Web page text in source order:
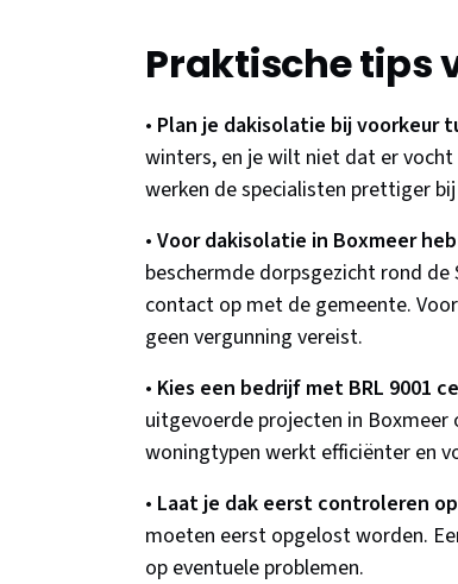
Praktische tips
• Plan je dakisolatie bij voorkeur
winters, en je wilt niet dat er
werken de specialisten prettiger
• Voor dakisolatie in Boxmeer
beschermde dorpsgezicht rond
contact op met de gemeente.
geen vergunning vereist.
• Kies een bedrijf met BRL 9001
uitgevoerde projecten in
woningtypen werkt efficiënter en
• Laat je dak eerst controleren
moeten eerst opgelost worden.
op eventuele problemen.